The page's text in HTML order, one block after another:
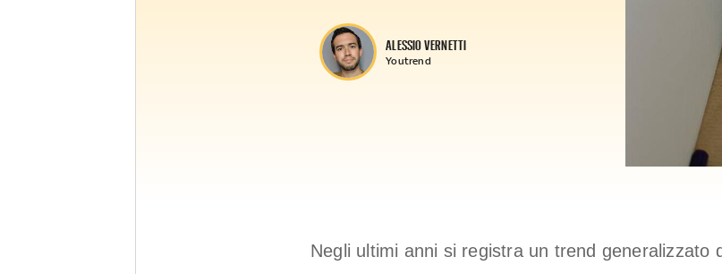
ALESSIO VERNETTI
Youtrend
Negli ultimi anni si registra un trend generalizzato